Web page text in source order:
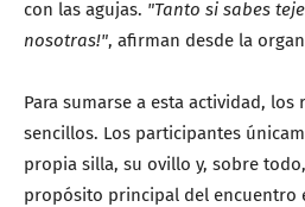
con las agujas. "Tanto si sabes
nosotras!", afirman desde la
Para sumarse a esta actividad,
sencillos. Los participantes
propia silla, su ovillo y, sobre
propósito principal del encuentro